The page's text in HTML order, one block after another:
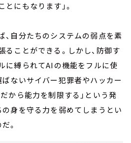
にもなります」。
、自分たちのシステムの弱点を素
ことができる。しかし、防御す
に縛られてAIの機能をフルに使
ばないサイバー犯罪者やハッカー
から能力を制限する」という発
の身を守る力を弱めてしまうとい
。